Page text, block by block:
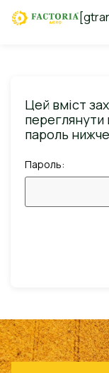
Цей вміст
переглянути
пароль
Пароль: